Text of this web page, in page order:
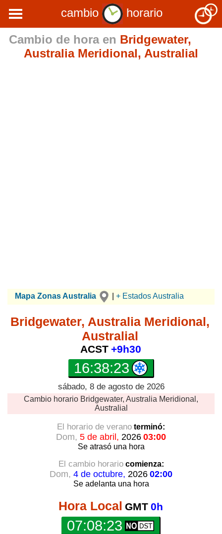
cambio
horario
Cambio de hora en Bridgewater,
Australia Meridional, Australial
Mapa Zonas Australia + Estados Australia
Bridgewater, Australia Meridional,
Australial
ACST +9h30
16:38:23
sábado, 8 de agosto de 2026
Cambio horario Bridgewater, Australia Meridional,
Australial
El horario de verano terminó:
Dom, 5 de abril, 2026 03:00
Se atrasó una hora
El cambio horariocomienza:
Dom, 4 de octubre, 2026 02:00
Se adelanta una hora
Hora Local GMT 0h
07:08:23